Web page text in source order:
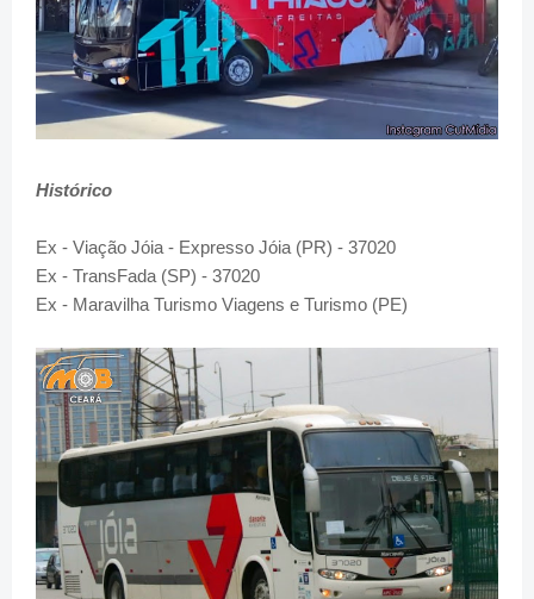
Histórico
Ex - Viação Jóia - Expresso Jóia (PR) - 37020
Ex - TransFada (SP) - 37020
Ex - Maravilha Turismo Viagens e Turismo (PE)